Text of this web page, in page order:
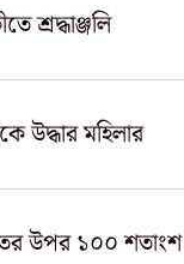
শ্রদ্ধাঞ্জলি
মহিলার
উপর ১০০ শতাংশ